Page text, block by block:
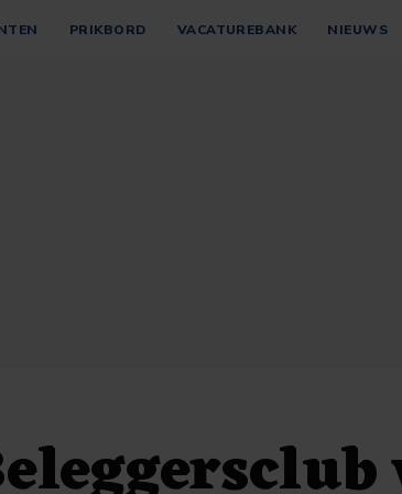
PRIKBORD VACATUREBANK NIEUWS